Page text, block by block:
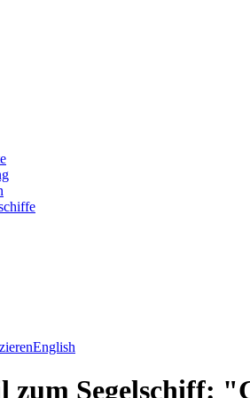
English
zum Segelschiff: